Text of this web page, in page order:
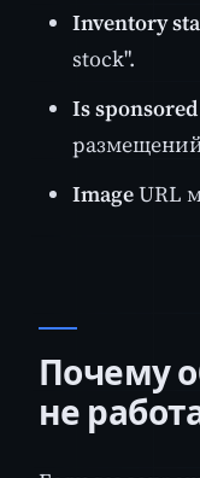
Inventory
stock".
Is sponsored
ImageURL
Почему
не